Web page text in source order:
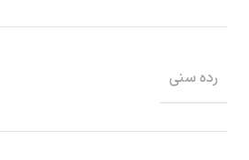
رده سنی